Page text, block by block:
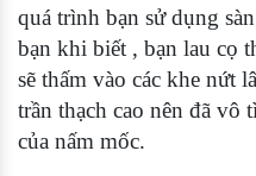
quá trình bạn sử dụng
bạn khi biết , bạn lau cọ
sẽ thấm vào các khe nứt
trần thạch cao nên đã vô
của nấm mốc.